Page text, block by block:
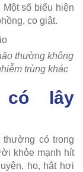
Một số biểu hiện
co giật.
thường không
trùng khác
có lây
thường có trong
khỏe mạnh hít
ho, hắt hơi